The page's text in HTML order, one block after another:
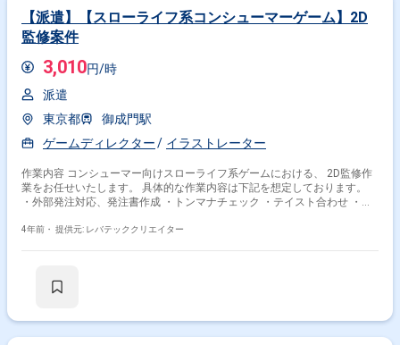
【派遣】【スローライフ系コンシューマーゲーム】2D
監修案件
3,010円/時
派遣
東京都
御成門駅
ゲームディレクター
イラストレーター
作業内容 コンシューマー向けスローライフ系ゲームにおける、 2D監修作
業をお任せいたします。 具体的な作業内容は下記を想定しております。
・外部発注対応、発注書作成 ・トンマナチェック ・テイスト合わせ ・監
4年前・ 提供元: レバテッククリエイター